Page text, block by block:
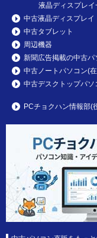
液晶ディスプレ
中古液晶ディスプレイ
中古タブレット
周辺機器
新聞広告掲載の中古パ
中古ノートパソコン(
中古デスクトップパソ
PCチョクハン情報部(